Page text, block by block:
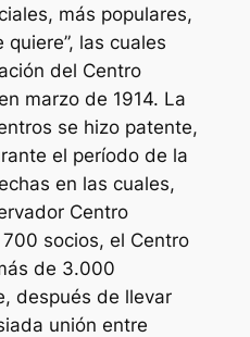
más populares,
las cuales
del Centro
marzo de 1914. La
se hizo patente,
el período de la
en las cuales,
Centro
socios, el Centro
de 3.000
después de llevar
unión entre